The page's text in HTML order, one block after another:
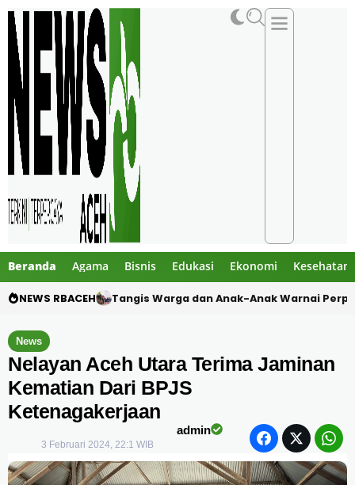
Beranda Agama Bisnis Edukasi Ekonomi Kesehatan
NEWS RBACEH Dua Pelajar Meninggal dalam Kecelakaan
News
Nelayan Aceh Utara Terima Jaminan
Kematian Dari BPJS
Ketenagakerjaan
admin
3 Februari 2024, 22:1 WIB